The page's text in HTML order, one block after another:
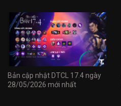
Bản cập nhật DTCL 17.4 ngày
28/05/2026 mới nhất